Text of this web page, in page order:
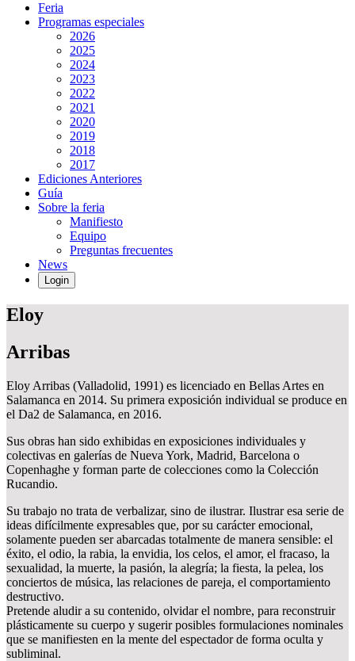
Feria
Programas especiales
2026
2025
2024
2023
2022
2021
2020
2019
2018
2017
Ediciones Anteriores
Guía
Sobre la feria
Manifiesto
Equipo
Preguntas frecuentes
News
Login
Eloy
Arribas
Eloy Arribas (Valladolid, 1991) es licenciado en Bellas Artes en
Salamanca en 2014. Su primera exposición individual se produce en
el Da2 de Salamanca, en 2016.
Sus obras han sido exhibidas en exposiciones individuales y
colectivas en galerías de Nueva York, Madrid, Barcelona o
Copenhaghe y forman parte de colecciones como la Colección
Rucandio.
Su trabajo no trata de verbalizar, sino de ilustrar. Ilustrar esa serie de
ideas difícilmente expresables que, por su carácter emocional,
solamente pueden ser abarcadas totalmente de manera sensible: el
éxito, el odio, la rabia, la envidia, los celos, el amor, el fracaso, la
sexualidad, la muerte, la pasión, la alegría; la fiesta, la pelea, los
conciertos de música, las relaciones de pareja, el comportamiento
destructivo.
Pretende aludir a su contenido, olvidar el nombre, para reconstruir
plásticamente su cuerpo y sugerir posibles formulaciones nominales
que se manifiesten en la mente del espectador de forma oculta y
subliminal.